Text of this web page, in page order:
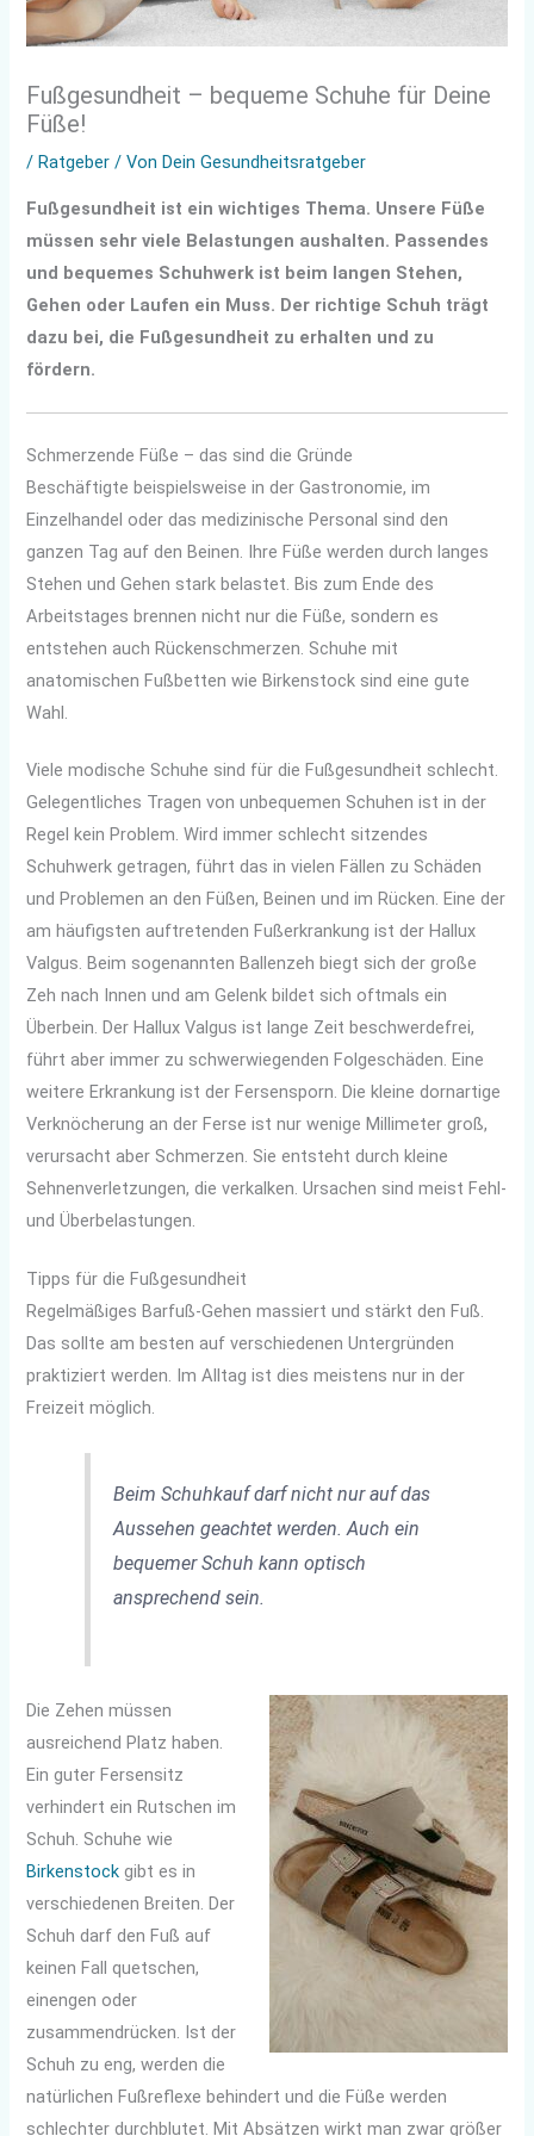
Fußgesundheit – bequeme Schuhe für Deine
Füße!
/Ratgeber / VonDein Gesundheitsratgeber
Fußgesundheit ist ein wichtiges Thema. Unsere Füße
müssen sehr viele Belastungen aushalten. Passendes
und bequemes Schuhwerk ist beim langen Stehen,
Gehen oder Laufen ein Muss. Der richtige Schuh trägt
dazu bei, die Fußgesundheit zu erhalten und zu
fördern.
Schmerzende Füße – das sind die Gründe
Beschäftigte beispielsweise in der Gastronomie, im
Einzelhandel oder das medizinische Personal sind den
ganzen Tag auf den Beinen. Ihre Füße werden durch langes
Stehen und Gehen stark belastet. Bis zum Ende des
Arbeitstages brennen nicht nur die Füße, sondern es
entstehen auch Rückenschmerzen. Schuhe mit
anatomischen Fußbetten wie Birkenstock sind eine gute
Wahl.
Viele modische Schuhe sind für die Fußgesundheit schlecht.
Gelegentliches Tragen von unbequemen Schuhen ist in der
Regel kein Problem. Wird immer schlecht sitzendes
Schuhwerk getragen, führt das in vielen Fällen zu Schäden
und Problemen an den Füßen, Beinen und im Rücken. Eine der
am häufigsten auftretenden Fußerkrankung ist der Hallux
Valgus. Beim sogenannten Ballenzeh biegt sich der große
Zeh nach Innen und am Gelenk bildet sich oftmals ein
Überbein. Der Hallux Valgus ist lange Zeit beschwerdefrei,
führt aber immer zu schwerwiegenden Folgeschäden. Eine
weitere Erkrankung ist der Fersensporn. Die kleine dornartige
Verknöcherung an der Ferse ist nur wenige Millimeter groß,
verursacht aber Schmerzen. Sie entsteht durch kleine
Sehnenverletzungen, die verkalken. Ursachen sind meist Fehl-
und Überbelastungen.
Tipps für die Fußgesundheit
Regelmäßiges Barfuß-Gehen massiert und stärkt den Fuß.
Das sollte am besten auf verschiedenen Untergründen
praktiziert werden. Im Alltag ist dies meistens nur in der
Freizeit möglich.
Beim Schuhkauf darf nicht nur auf das
Aussehen geachtet werden. Auch ein
bequemer Schuh kann optisch
ansprechend sein.
Die Zehen müssen
ausreichend Platz haben.
Ein guter Fersensitz
verhindert ein Rutschen im
Schuh. Schuhe wie
Birkenstock gibt es in
verschiedenen Breiten. Der
Schuh darf den Fuß auf
keinen Fall quetschen,
einengen oder
zusammendrücken. Ist der
Schuh zu eng, werden die
natürlichen Fußreflexe behindert und die Füße werden
schlechter durchblutet. Mit Absätzen wirkt man zwar größer